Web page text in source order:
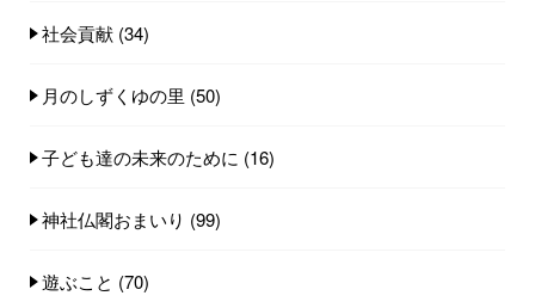
社会貢献 (34)
月のしずくゆの里 (50)
子ども達の未来のために (16)
神社仏閣おまいり (99)
遊ぶこと (70)